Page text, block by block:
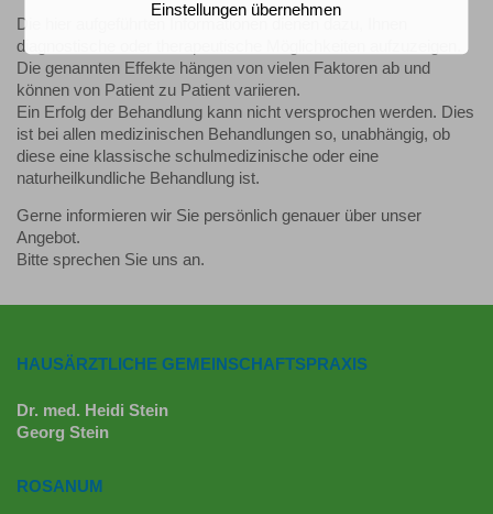
Die hier aufgeführten Informationen dienen dazu, Ihnen
diagnostische oder therapeutische Möglichkeiten aufzuzeigen.
Die genannten Effekte hängen von vielen Faktoren ab und
können von Patient zu Patient variieren.
Ein Erfolg der Behandlung kann nicht versprochen werden. Dies
ist bei allen medizinischen Behandlungen so, unabhängig, ob
diese eine klassische schulmedizinische oder eine
naturheilkundliche Behandlung ist.
Gerne informieren wir Sie persönlich genauer über unser
Angebot.
Bitte sprechen Sie uns an.
HAUSÄRZTLICHE GEMEINSCHAFTSPRAXIS
Dr. med. Heidi Stein
Georg Stein
ROSANUM
Einstellungen übernehmen